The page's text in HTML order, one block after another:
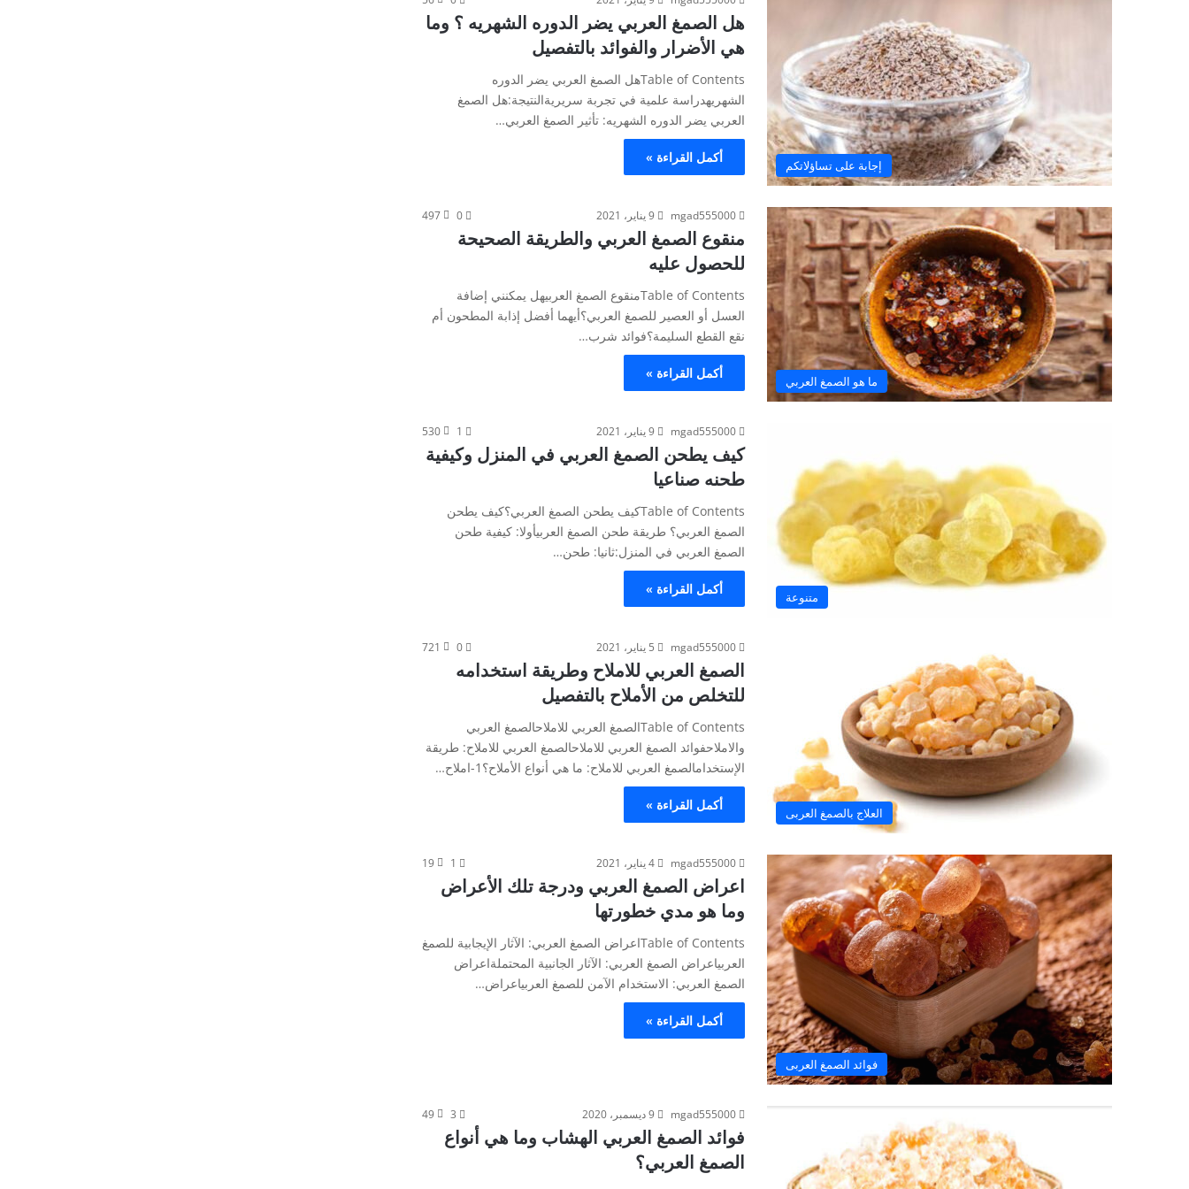
إجابة على تساؤلاتكم
هل الصمغ العربي يضر الدوره الشهريه ؟ وما
هي الأضرار والفوائد بالتفصيل
Table of Contentsهل الصمغ العربي يضر الدوره
الشهريهدراسة علمية في تجربة سريريةالنتيجة:هل الصمغ
العربي يضر الدوره الشهريه: تأثير الصمغ العربي…
أكمل القراءة »
ما هو الصمغ العربي
mgad555000 9 يناير، 2021 0
497
منقوع الصمغ العربي والطريقة الصحيحة
للحصول عليه
Table of Contentsمنقوع الصمغ العربيهل يمكنني إضافة
العسل أو العصير للصمغ العربي؟أيهما أفضل إذابة المطحون أم
نقع القطع السليمة؟فوائد شرب…
أكمل القراءة »
متنوعة
mgad555000 9 يناير، 2021 1
530
كيف يطحن الصمغ العربي في المنزل وكيفية
طحنه صناعيا
Table of Contentsكيف يطحن الصمغ العربي؟كيف يطحن
الصمغ العربي؟ طريقة طحن الصمغ العربيأولا: كيفية طحن
الصمغ العربي في المنزل:ثانيا: طحن…
أكمل القراءة »
العلاج بالصمغ العربى
mgad555000 5 يناير، 2021 0
721
الصمغ العربي للاملاح وطريقة استخدامه
للتخلص من الأملاح بالتفصيل
Table of Contentsالصمغ العربي للاملاحالصمغ العربي
والاملاحفوائد الصمغ العربي للاملاحالصمغ العربي للاملاح: طريقة
الإستخدامالصمغ العربي للاملاح: ما هي أنواع الأملاح؟1-املاح…
أكمل القراءة »
فوائد الصمغ العربى
mgad555000 4 يناير، 2021 1
19
اعراض الصمغ العربي ودرجة تلك الأعراض
وما هو مدي خطورتها
Table of Contentsاعراض الصمغ العربي: الآثار الإيجابية للصمغ
العربياعراض الصمغ العربي: الآثار الجانبية المحتملةاعراض
الصمغ العربي: الاستخدام الآمن للصمغ العربياعراض…
أكمل القراءة »
mgad555000 9 ديسمبر، 2020 3
49
فوائد الصمغ العربي الهشاب وما هي أنواع
الصمغ العربي؟